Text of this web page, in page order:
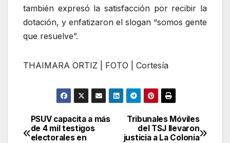
también expresó la satisfacción por recibir la
dotación, y enfatizaron el slogan “somos gente
que resuelve”.
THAIMARA ORTIZ | FOTO | Cortesía
Navegación
Tribunales Móviles
del TSJ llevaron
justicia a La Colonia
PSUV capacita a más
de 4 mil testigos
electorales en